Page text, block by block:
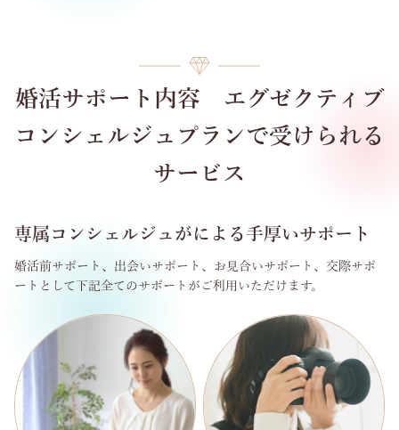
婚活サポート内容 エグゼクティブ
コンシェルジュプランで受けられる
サービス
専属コンシェルジュがによる手厚いサポート
婚活前サポート、出会いサポート、お見合いサポート、交際サポ
ートとして下記全てのサポートがご利用いただけます。